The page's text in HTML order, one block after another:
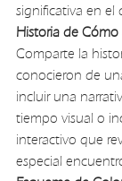
significativa en el
Historia de
Comparte la
conocieron de
incluir una
tiempo visual o
interactivo que
especial